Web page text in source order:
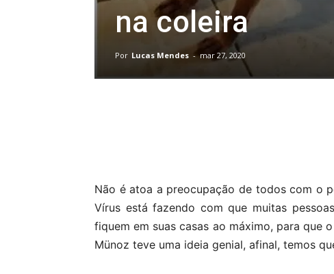
na coleira
Por Lucas Mendes - mar 27, 2020
Não é atoa a preocupação de todos com o
Vírus está fazendo com que muitas
fiquem em suas casas ao máximo, para que
Münoz teve uma ideia genial, afinal, temos